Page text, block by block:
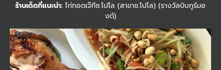
ร้านเด็ดที่แนะนำ: ไก่ทอดเจ๊กีซ.โปโล (สาขาซ.โปโล) (รางวัลบิบกูร์มอ
งด์)